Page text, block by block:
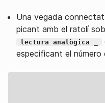
Una vegada
picant amb el ratolí
lectura analògica _
especificant el número